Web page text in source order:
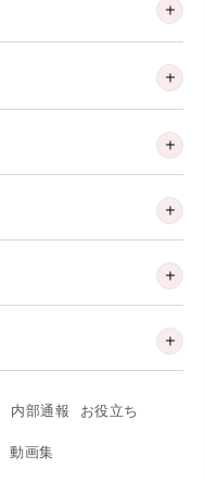
内部通報 お役立ち
動画集